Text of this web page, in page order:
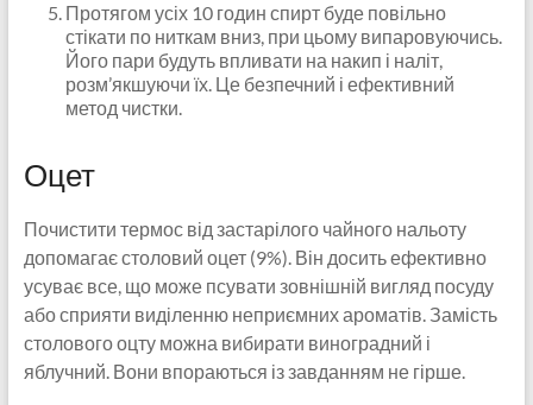
Протягом усіх 10 годин спирт буде повільно
стікати по ниткам вниз, при цьому випаровуючись.
Його пари будуть впливати на накип і наліт,
розм’якшуючи їх. Це безпечний і ефективний
метод чистки.
Оцет
Почистити термос від застарілого чайного нальоту
допомагає столовий оцет (9%). Він досить ефективно
усуває все, що може псувати зовнішній вигляд посуду
або сприяти виділенню неприємних ароматів. Замість
столового оцту можна вибирати виноградний і
яблучний. Вони впораються із завданням не гірше.